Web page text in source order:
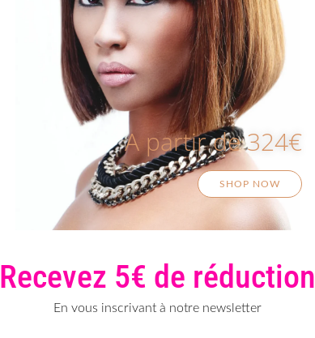
A partir de 324€
SHOP NOW
Recevez 5€ de réduction
En vous inscrivant à notre newsletter